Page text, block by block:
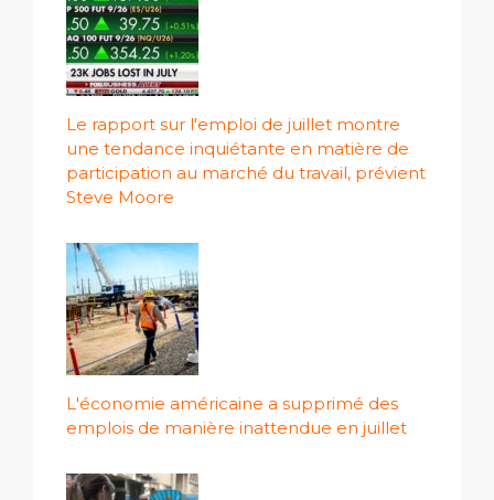
Le rapport sur l'emploi de juillet montre
une tendance inquiétante en matière de
participation au marché du travail, prévient
Steve Moore
L'économie américaine a supprimé des
emplois de manière inattendue en juillet